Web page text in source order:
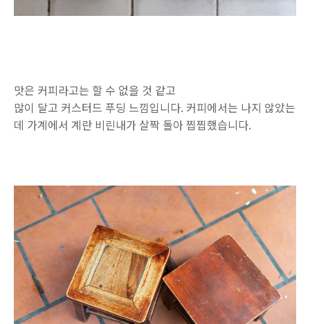
맛은 커피라고는 할 수 없을 것 같고
많이 달고 커스터드 푸딩 느낌입니다. 커피에서는 나지 않았는
데 가계에서 계란 비린내가 살짝 돌아 찝찝했습니다.